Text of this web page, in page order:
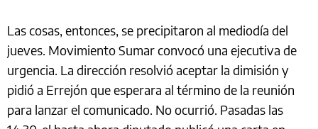
Las cosas, entonces, se precipitaron al mediodía del
jueves. Movimiento Sumar convocó una ejecutiva de
urgencia. La dirección resolvió aceptar la dimisión y
pidió a Errejón que esperara al término de la reunión
para lanzar el comunicado. No ocurrió. Pasadas las